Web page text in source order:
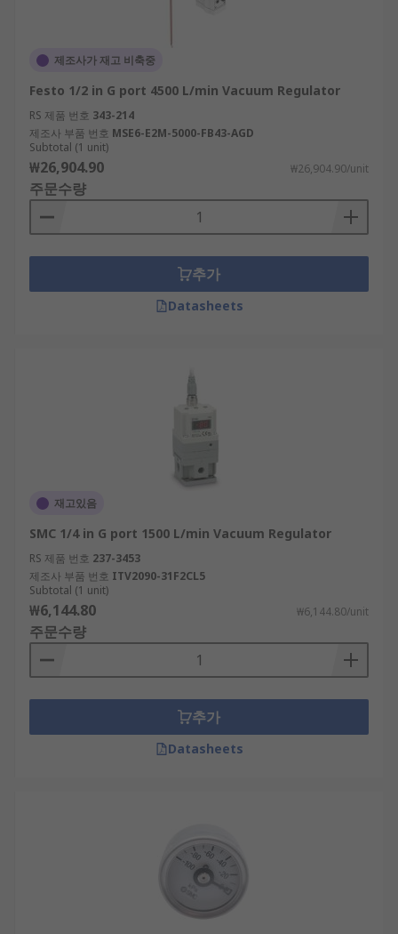
제조사가 재고 비축중
Festo 1/2 in G port 4500 L/min Vacuum Regulator
RS 제품 번호 343-214
제조사 부품 번호 MSE6-E2M-5000-FB43-AGD
Subtotal (1 unit)
₩26,904.90 ₩26,904.90/unit
주문수량
추가
Datasheets
재고있음
SMC 1/4 in G port 1500 L/min Vacuum Regulator
RS 제품 번호 237-3453
제조사 부품 번호 ITV2090-31F2CL5
Subtotal (1 unit)
₩6,144.80 ₩6,144.80/unit
주문수량
추가
Datasheets